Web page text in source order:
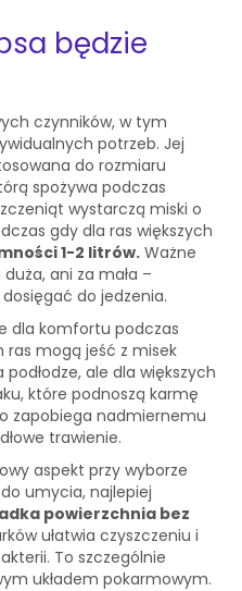
będzie
czynników, w tym
potrzeb. Jej
do rozmiaru
spożywa podczas
wystarczą miski o
gdy dla ras większych
1-2 litrów.Ważne
ani za mała –
do jedzenia.
dla komfortu podczas
ras mogą jeść z misek
ale dla większych
które podnoszą karmę
zapobiega nadmiernemu
trawienie.
aspekt przy wyborze
umycia, najlepiej
powierzchnia bez
ułatwia czyszczeniu i
To szczególnie
układem pokarmowym.